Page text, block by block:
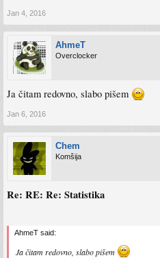
Jan 4, 2016
AhmeT
Overclocker
Ja čitam redovno, slabo pišem
Jan 6, 2016
Chem
Komšija
Re: RE: Re: Statistika
AhmeT said:
Ja čitam redovno, slabo pišem